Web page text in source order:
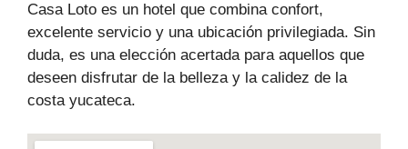
Casa Loto es un hotel que combina confort,
excelente servicio y una ubicación privilegiada. Sin
duda, es una elección acertada para aquellos que
deseen disfrutar de la belleza y la calidez de la
costa yucateca.